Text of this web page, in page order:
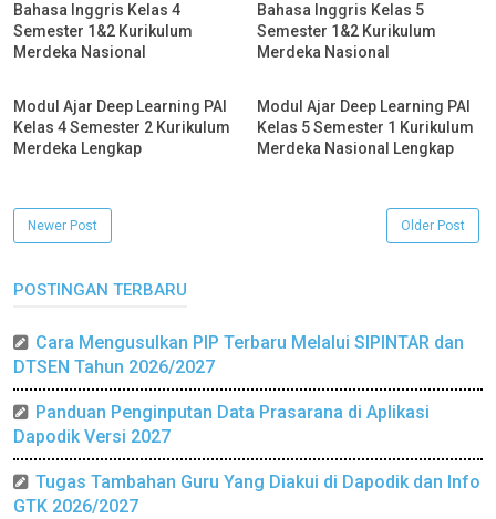
Bahasa Inggris Kelas 4
Semester 1&2 Kurikulum
Merdeka Nasional
Bahasa Inggris Kelas 5
Semester 1&2 Kurikulum
Merdeka Nasional
Modul Ajar Deep Learning PAI
Kelas 4 Semester 2 Kurikulum
Merdeka Lengkap
Modul Ajar Deep Learning PAI
Kelas 5 Semester 1 Kurikulum
Merdeka Nasional Lengkap
Newer Post Older Post
POSTINGAN TERBARU
Cara Mengusulkan PIP Terbaru Melalui SIPINTAR dan
DTSEN Tahun 2026/2027
Panduan Penginputan Data Prasarana di Aplikasi
Dapodik Versi 2027
Tugas Tambahan Guru Yang Diakui di Dapodik dan Info
GTK 2026/2027